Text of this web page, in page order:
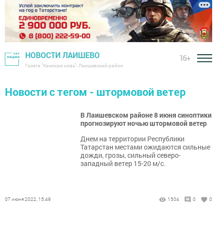
НОВОСТИ ЛАИШЕВО
Газета "Камская новь"- Лаишевский район
16+
Новости с тегом - штормовой ветер
В Лаишевском районе 8 июня синоптики
прогнозируют ночью штормовой ветер
​​​​​​​Днем на территории Республики
Татарстан местами ожидаются сильные
дожди, грозы, сильный северо-
западный ветер 15-20 м/с.
07 июня 2022, 15:49 1504 0 0